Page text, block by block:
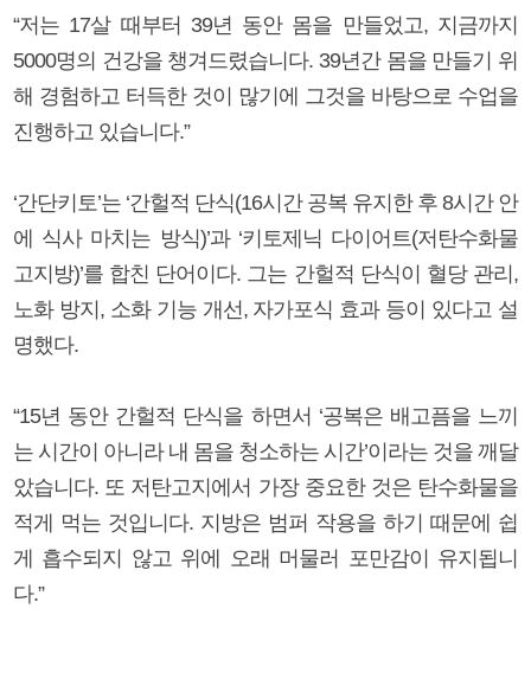
“저는 17살 때부터 39년 동안 몸을 만들었고, 지금까지
5000명의 건강을 챙겨드렸습니다. 39년간 몸을 만들기 위
해 경험하고 터득한 것이 많기에 그것을 바탕으로 수업을
진행하고 있습니다.”
‘간단키토’는 ‘간헐적 단식(16시간 공복 유지한 후 8시간 안
에 식사 마치는 방식)’과 ‘키토제닉 다이어트(저탄수화물
고지방)’를 합친 단어이다. 그는 간헐적 단식이 혈당 관리,
노화 방지, 소화 기능 개선, 자가포식 효과 등이 있다고 설
명했다.
“15년 동안 간헐적 단식을 하면서 ‘공복은 배고픔을 느끼
는 시간이 아니라 내 몸을 청소하는 시간’이라는 것을 깨달
았습니다. 또 저탄고지에서 가장 중요한 것은 탄수화물을
적게 먹는 것입니다. 지방은 범퍼 작용을 하기 때문에 쉽
게 흡수되지 않고 위에 오래 머물러 포만감이 유지됩니
다.”